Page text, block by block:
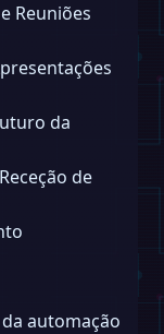
e Reuniões
da
de
automação